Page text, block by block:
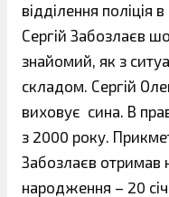
відділення поліція
Сергій Забозлаєв
знайомий, як з
складом. Сергій
виховує сина. В
з 2000 року.
Забозлаєв отримав
народження – 20